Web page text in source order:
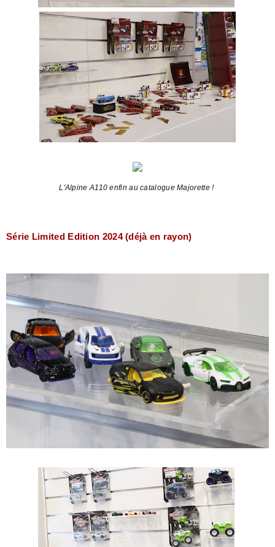
L'Alpine A110 enfin au catalogue Majorette !
Série Limited Edition 2024 (déjà en rayon)